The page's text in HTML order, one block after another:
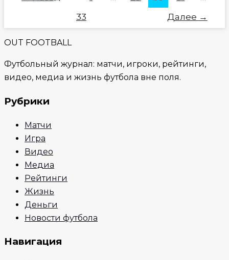
Issue
33
Далее →
OUT FOOTBALL
Футбольный журнал: матчи, игроки, рейтинги,
видео, медиа и жизнь футбола вне поля.
Рубрики
Матчи
Игра
Видео
Медиа
Рейтинги
Жизнь
Деньги
Новости футбола
Навигация